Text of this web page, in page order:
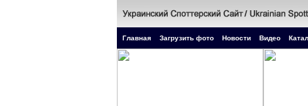
Главная Загрузить фото Новости Видео